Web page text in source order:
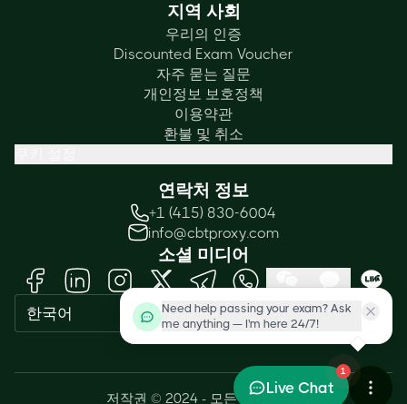
지역 사회
우리의 인증
Discounted Exam Voucher
자주 묻는 질문
개인정보 보호정책
이용약관
환불 및 취소
연락처 정보
+1 (415) 830-6004
info@cbtproxy.com
소셜 미디어
한국어
저작권 © 2024 - 모든 권리 보유.
Need help passing your exam? Ask
me anything — I'm here 24/7!
1
Live Chat